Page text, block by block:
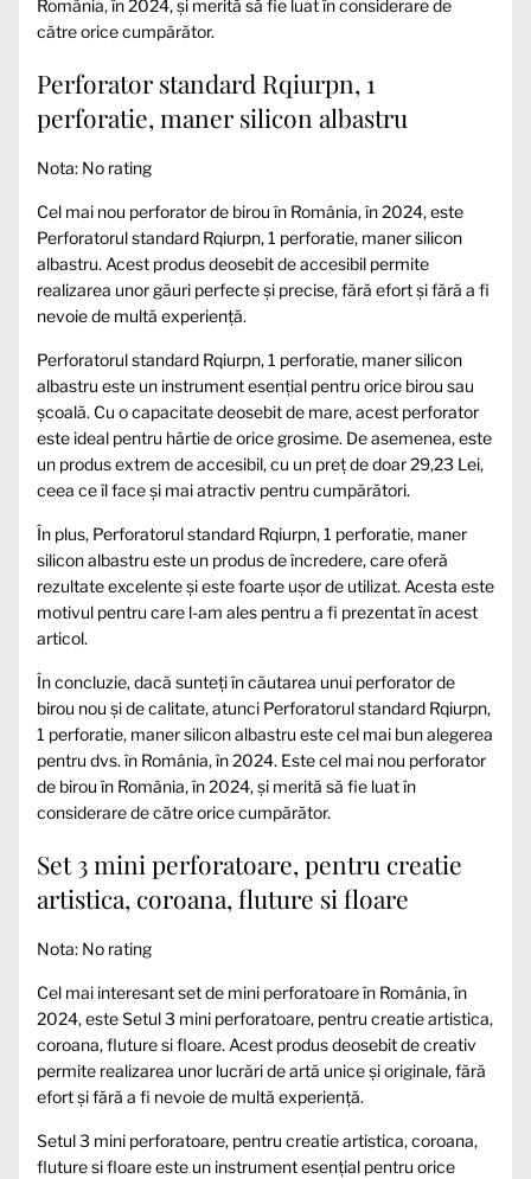
România, în 2024, și merită să fie luat în considerare de
către orice cumpărător.
Perforator standard Rqiurpn, 1
perforatie, maner silicon albastru
Nota: No rating
Cel mai nou perforator de birou în România, în 2024, este
Perforatorul standard Rqiurpn, 1 perforatie, maner silicon
albastru. Acest produs deosebit de accesibil permite
realizarea unor găuri perfecte și precise, fără efort și fără a fi
nevoie de multă experiență.
Perforatorul standard Rqiurpn, 1 perforatie, maner silicon
albastru este un instrument esențial pentru orice birou sau
școală. Cu o capacitate deosebit de mare, acest perforator
este ideal pentru hârtie de orice grosime. De asemenea, este
un produs extrem de accesibil, cu un preț de doar 29,23 Lei,
ceea ce îl face și mai atractiv pentru cumpărători.
În plus, Perforatorul standard Rqiurpn, 1 perforatie, maner
silicon albastru este un produs de încredere, care oferă
rezultate excelente și este foarte ușor de utilizat. Acesta este
motivul pentru care l-am ales pentru a fi prezentat în acest
articol.
În concluzie, dacă sunteți în căutarea unui perforator de
birou nou și de calitate, atunci Perforatorul standard Rqiurpn,
1 perforatie, maner silicon albastru este cel mai bun alegerea
pentru dvs. în România, în 2024. Este cel mai nou perforator
de birou în România, în 2024, și merită să fie luat în
considerare de către orice cumpărător.
Set 3 mini perforatoare, pentru creatie
artistica, coroana, fluture si floare
Nota: No rating
Cel mai interesant set de mini perforatoare în România, în
2024, este Setul 3 mini perforatoare, pentru creatie artistica,
coroana, fluture si floare. Acest produs deosebit de creativ
permite realizarea unor lucrări de artă unice și originale, fără
efort și fără a fi nevoie de multă experiență.
Setul 3 mini perforatoare, pentru creatie artistica, coroana,
fluture si floare este un instrument esențial pentru orice